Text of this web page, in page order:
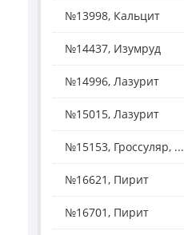
№13998, Кальцит
№14437, Изумруд
№14996, Лазурит
№15015, Лазурит
№15153, Гроссуляр, ...
№16621, Пирит
№16701, Пирит